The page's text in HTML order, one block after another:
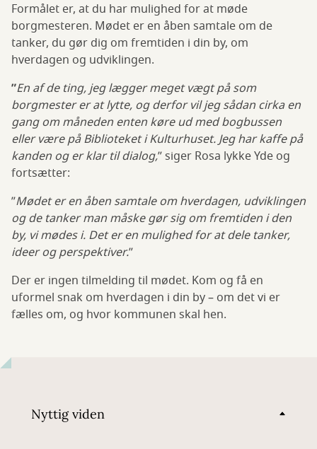
Formålet er, at du har mulighed for at møde
borgmesteren. Mødet er en åben samtale om de
tanker, du gør dig om fremtiden i din by, om
hverdagen og udviklingen.
”En af de ting, jeg lægger meget vægt på som
borgmester er at lytte, og derfor vil jeg sådan cirka en
gang om måneden enten køre ud med bogbussen
eller være på Biblioteket i Kulturhuset. Jeg har kaffe på
kanden og er klar til dialog,” siger Rosa lykke Yde og
fortsætter:
”Mødet er en åben samtale om hverdagen, udviklingen
og de tanker man måske gør sig om fremtiden i den
by, vi mødes i. Det er en mulighed for at dele tanker,
ideer og perspektiver.”
Der er ingen tilmelding til mødet. Kom og få en
uformel snak om hverdagen i din by – om det vi er
fælles om, og hvor kommunen skal hen.
Nyttig viden